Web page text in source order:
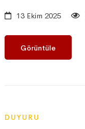
13 Ekim 2025
Görüntüle
DUYURU